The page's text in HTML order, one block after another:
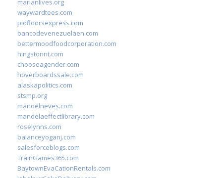
marianlives.org
waywardtees.com
pidfloorsexpress.com
bancodevenezuelaen.com
bettermoodfoodcorporation.com
hingstonnt.com
chooseagender.com
hoverboardssale.com
alaskapolitics.com
stsmp.org
manoelneves.com
mandelaeffectlibrary.com
roselynns.com
balanceyoganj.com
salesforceblogs.com
TrainGames365.com
BaytownEvaCationRentals.com